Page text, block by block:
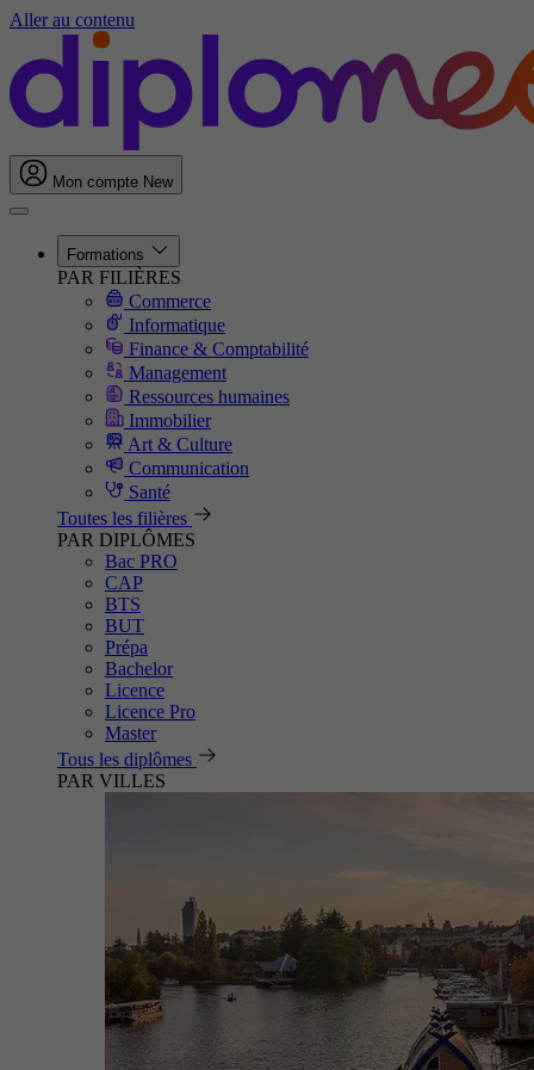
Aller au contenu
Mon compte New
Formations
PAR FILIÈRES
Commerce
Informatique
Finance & Comptabilité
Management
Ressources humaines
Immobilier
Art & Culture
Communication
Santé
Toutes les filières
PAR DIPLÔMES
Bac PRO
CAP
BTS
BUT
Prépa
Bachelor
Licence
Licence Pro
Master
Tous les diplômes
PAR VILLES